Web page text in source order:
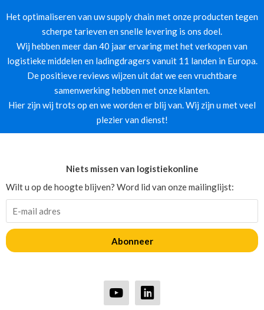
Het optimaliseren van uw supply chain met onze producten tegen
scherpe tarieven en snelle levering is ons doel.
Wij hebben meer dan 40 jaar ervaring met het verkopen van
logistieke middelen en ladingdragers vanuit 11 landen in Europa.
De positieve reviews wijzen uit dat we een vruchtbare
samenwerking hebben met onze klanten.
Hier zijn wij trots op en we worden er blij van. Wij zijn u met veel
plezier van dienst!
Niets missen van logistiekonline
Wilt u op de hoogte blijven? Word lid van onze mailinglijst:
Abonneer